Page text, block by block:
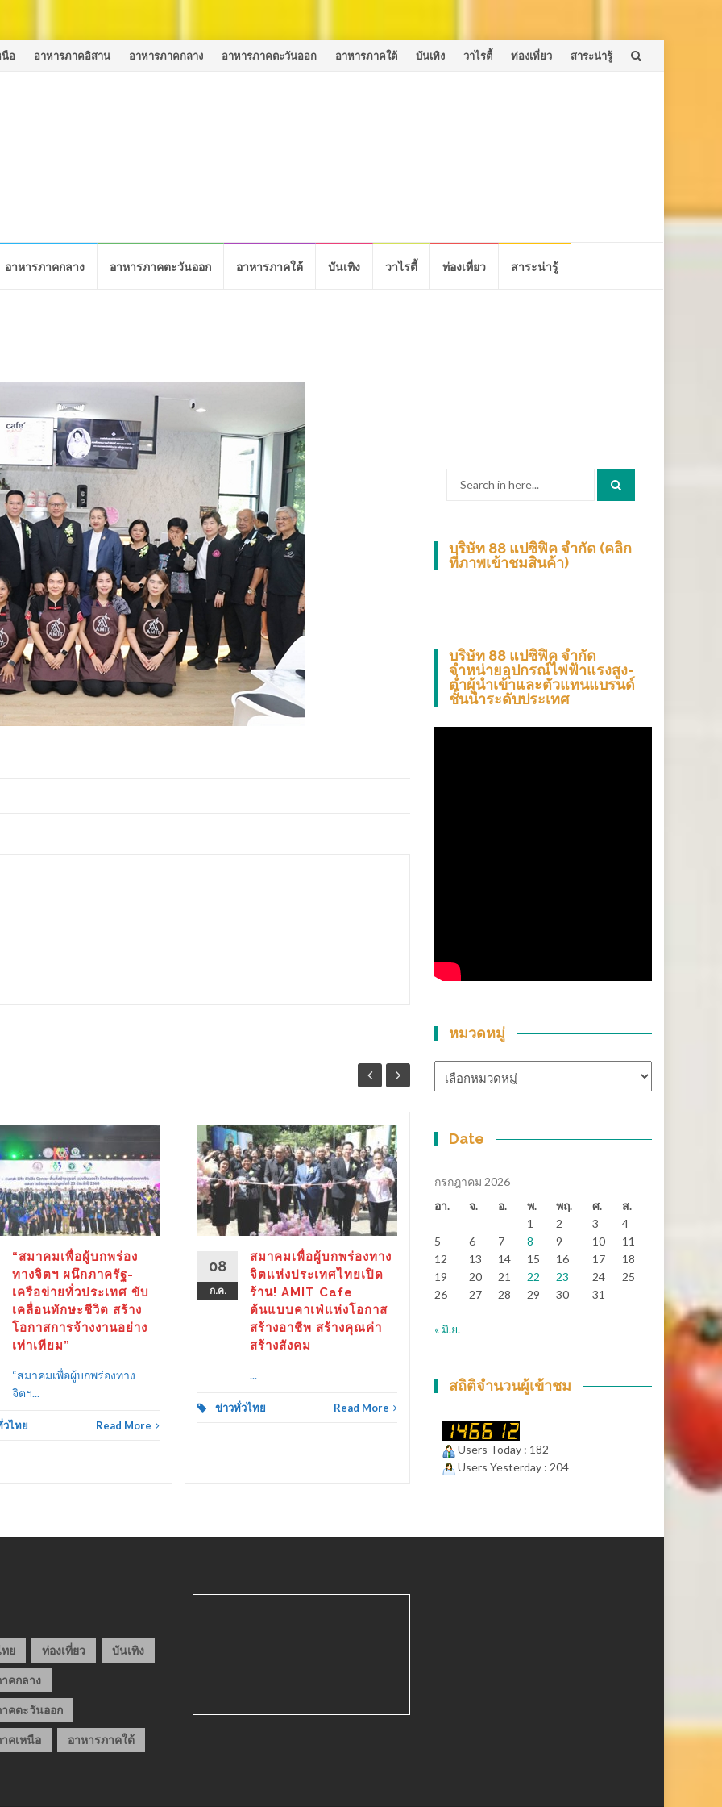
นือ อาหารภาคอิสาน อาหารภาคกลาง อาหารภาคตะวันออก อาหารภาคใต้ บันเทิง วาไรตี้ ท่องเที่ยว สาระน่ารู้
อาหารภาคกลาง อาหารภาคตะวันออก อาหารภาคใต้ บันเทิง วาไรตี้ ท่องเที่ยว สาระน่ารู้
“สมาคมเพื่อผู้บกพร่อง
ทางจิตฯ ผนึกภาครัฐ-
เครือข่ายทั่วประเทศ ขับ
เคลื่อนทักษะชีวิต สร้าง
โอกาสการจ้างงานอย่าง
เท่าเทียม”
“สมาคมเพื่อผู้บกพร่องทาง
จิตฯ...
วไทย Read More
08
ก.ค.
สมาคมเพื่อผู้บกพร่องทาง
จิตแห่งประเทศไทยเปิด
ร้าน! AMIT Cafe
ต้นแบบคาเฟ่แห่งโอกาส
สร้างอาชีพ สร้างคุณค่า
สร้างสังคม
...
ข่าวทั่วไทย Read More
มิ.ย.
เงินสะพัดกว่า 288 ล้าน
ช้างเกมส์”
สุราษฎร์ธานี-“ตาปีเกมส์ 69”
ปิดฉากยิ่งใหญ่...
ข่าวทั่วไทย Read More
ข่าวทั่
บริษัท 88 แปซิฟิค จำกัด (คลิก
ที่ภาพเข้าชมสินค้า)
บริษัท 88 แปซิฟิค จำกัด
จำหน่ายอุปกรณ์ไฟฟ้าแรงสูง-
ต่ำผู้นำเข้าและตัวแทนแบรนด์
ชั้นนำระดับประเทศ
หมวดหมู่
หมู่
Date
กรกฎาคม 2026
อา.
จ. อ. พ. พฤ. ศ.
ส.
1
2 3
4
5
6 7 8 9 10
11
12
13 14 15 16 17
18
19
20 21 22 23 24
25
26
27 28 29 30 31
« มิ.ย.
สถิติจำนวนผู้เข้าชม
Users Today : 182
Users Yesterday : 204
ย ท่องเที่ยว บันเทิง
คกลาง
คตะวันออก
คเหนือ อาหารภาคใต้